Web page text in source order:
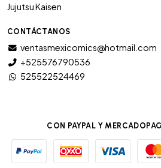
Jujutsu Kaisen
CONTÁCTANOS
ventasmexicomics@hotmail.com
+525576790536
525522524469
CON PAYPAL Y